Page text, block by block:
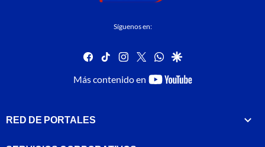
Síguenos en:
facebook
tiktok instagram
twitterwhatsapp
google
Más contenido en
youtube-
RED DE PORTALES